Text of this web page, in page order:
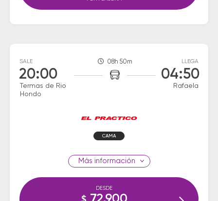
SALE
20:00
Termas de Rio
Hondo
08h 50m LLEGA
04:50
Rafaela
CAMA
información
DESDE